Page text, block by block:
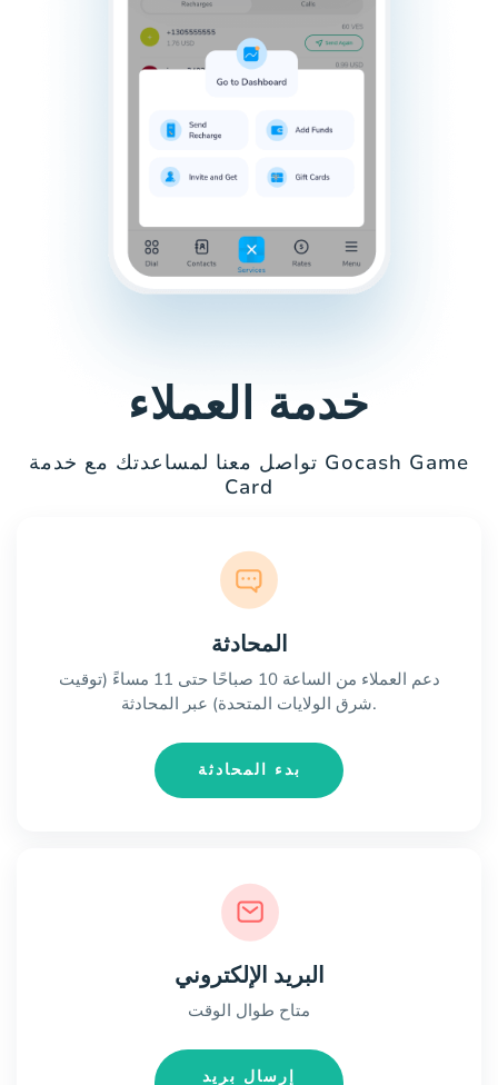
خدمة العملاء
تواصل معنا لمساعدتك مع خدمة Gocash Game
Card
المحادثة
دعم العملاء من الساعة 10 صباحًا حتى 11 مساءً (توقيت
شرق الولايات المتحدة) عبر المحادثة.
بدء المحادثة
البريد الإلكتروني
متاح طوال الوقت
إرسال بريد